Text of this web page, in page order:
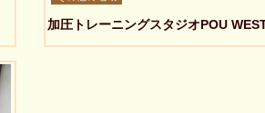
加圧トレーニングスタジオPOU